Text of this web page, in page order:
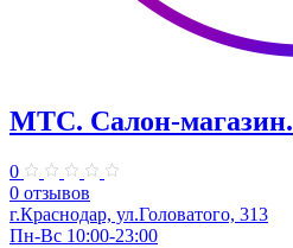
МТС. Салон-магазин.
0
0 отзывов
г.Краснодар, ул.Головатого, 313
Пн-Вс 10:00-23:00